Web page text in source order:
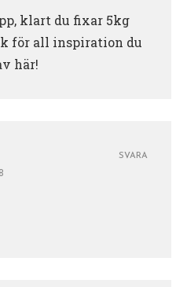
klart du fixar 5kg
för all inspiration du
här!
SVARA